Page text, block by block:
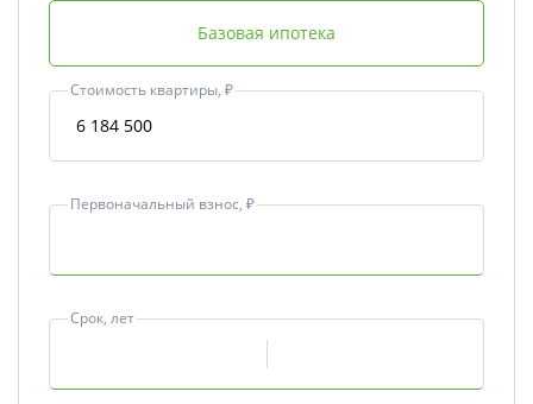
Базовая ипотека
Стоимость квартиры, ₽
Первоначальный взнос, ₽
Срок, лет